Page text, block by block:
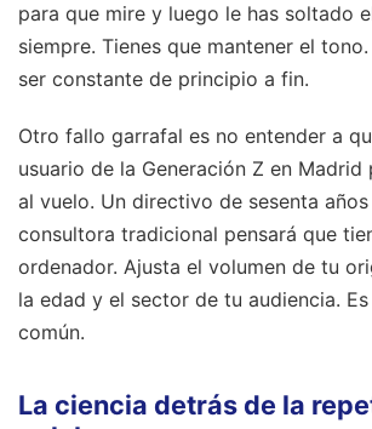
para que mire y luego le has soltado
siempre. Tienes que mantener el
ser constante de principio a fin.
Otro fallo garrafal es no entender a
usuario de la Generación Z en Madrid
al vuelo. Un directivo de sesenta años
consultora tradicional pensará que
ordenador. Ajusta el volumen de tu
la edad y el sector de tu audiencia.
común.
La ciencia detrás de la